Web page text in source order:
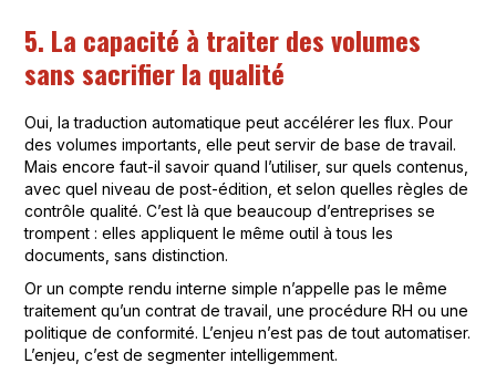
5. La capacité à traiter des volumes
sans sacrifier la qualité
Oui, la traduction automatique peut accélérer les flux. Pour
des volumes importants, elle peut servir de base de travail.
Mais encore faut-il savoir quand l’utiliser, sur quels contenus,
avec quel niveau de post-édition, et selon quelles règles de
contrôle qualité. C’est là que beaucoup d’entreprises se
trompent : elles appliquent le même outil à tous les
documents, sans distinction.
Or un compte rendu interne simple n’appelle pas le même
traitement qu’un contrat de travail, une procédure RH ou une
politique de conformité. L’enjeu n’est pas de tout automatiser.
L’enjeu, c’est de segmenter intelligemment.